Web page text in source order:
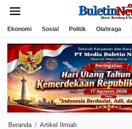
Ekonomi Sosial Politik Olahraga
Beranda / Artikel Ilmiah